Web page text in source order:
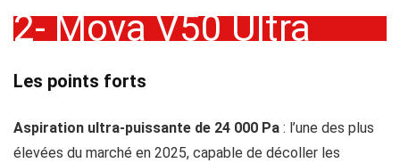
2- Mova V50 Ultra
Les points forts
Aspiration ultra-puissante de 24 000 Pa : l’une des plus
élevées du marché en 2025, capable de décoller les